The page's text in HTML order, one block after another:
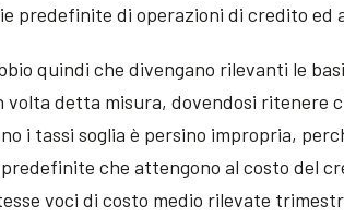
predefinite di operazioni di credito ed
quindi che divengano rilevanti le
volta detta misura, dovendosi ritenere
i tassi soglia è persino impropria,
che attengono al costo del
voci di costo medio rilevate